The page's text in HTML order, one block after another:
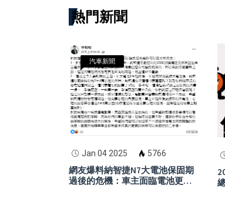
熱門新聞
汽車新聞
Jan 04 2025 5766
網友爆料納智捷N7大電池保固期
過後的危機：車主面臨電池更換